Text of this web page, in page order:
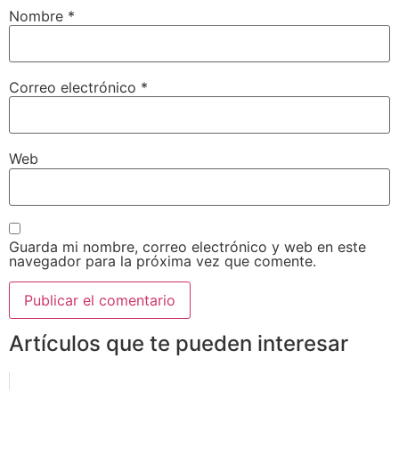
Nombre *
Correo electrónico *
Web
Guarda mi nombre, correo electrónico y web en este
navegador para la próxima vez que comente.
Artículos que te pueden interesar